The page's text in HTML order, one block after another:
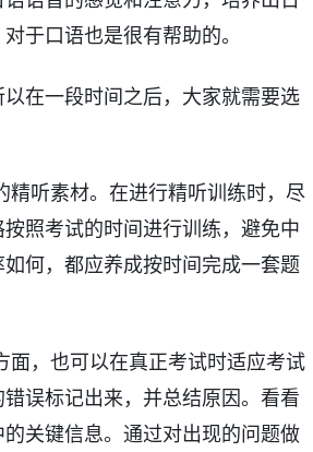
于口语也是很有帮助的。
在一段时间之后，大家就需要选
精听素材。在进行精听训练时，尽
照考试的时间进行训练，避免中
何，都应养成按时间完成一套题
面，也可以在真正考试时适应考试
误标记出来，并总结原因。看看
关键信息。通过对出现的问题做